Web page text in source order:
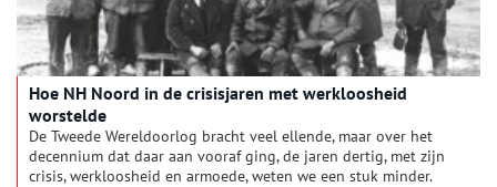
Hoe NH Noord in de crisisjaren met werkloosheid
worstelde
De Tweede Wereldoorlog bracht veel ellende, maar over het
decennium dat daar aan vooraf ging, de jaren dertig, met zijn
crisis, werkloosheid en armoede, weten we een stuk minder.